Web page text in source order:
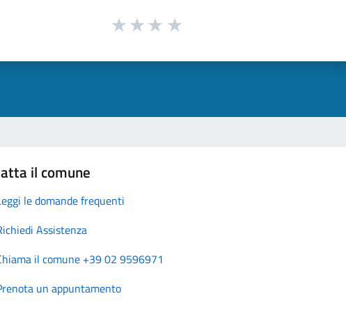
il comune
le domande frequenti
Assistenza
il comune +39 02 9596971
un appuntamento